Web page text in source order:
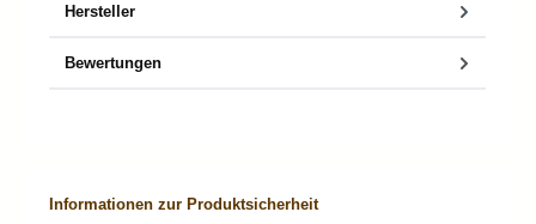
Hersteller
Bewertungen
Informationen zur Produktsicherheit